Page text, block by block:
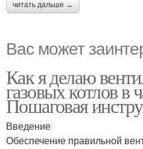
читать дальше →
Вас может
Как я делаю
газовых котлов в
Пошаговая
Введение
Обеспечение правильной